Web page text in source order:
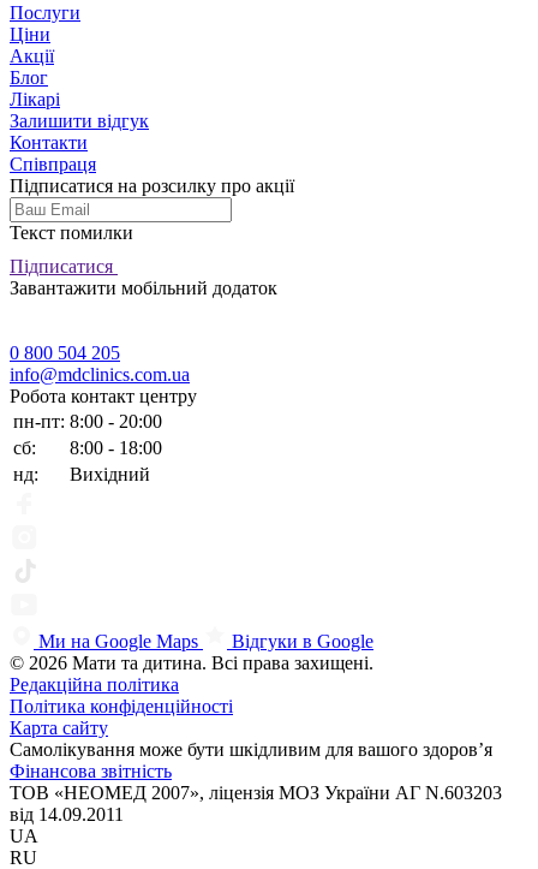
Послуги
Ціни
Акції
Блог
Лікарі
Залишити відгук
Контакти
Співпраця
Підписатися на розсилку про акції
Текст помилки
Підписатися
Завантажити мобільний додаток
0 800 504 205
info@mdclinics.com.ua
Робота контакт центру
пн-пт: 8:00 - 20:00
сб:
8:00 - 18:00
нд:
Вихідний
Ми на Google Maps
Відгуки в Google
© 2026 Мати та дитина. Всі права захищені.
Редакційна політика
Політика конфіденційності
Карта сайту
Самолікування може бути шкідливим для вашого здоров’я
Фінансова звітність
ТОВ «НЕОМЕД 2007», ліцензія МОЗ України АГ N.603203
від 14.09.2011
UA
RU